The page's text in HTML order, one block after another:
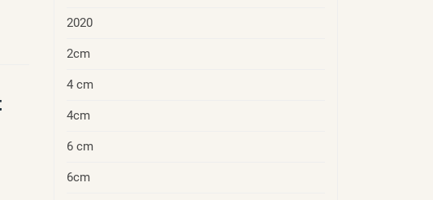
2020
2cm
4 cm
4cm
6 cm
6cm